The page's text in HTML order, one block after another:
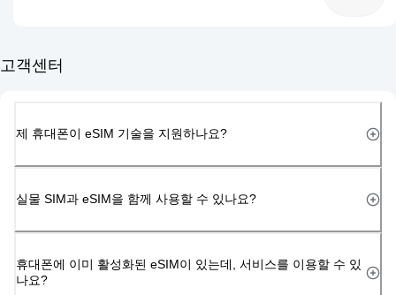
고객센터
제 휴대폰이 eSIM 기술을 지원하나요?
실물 SIM과 eSIM을 함께 사용할 수 있나요?
휴대폰에 이미 활성화된 eSIM이 있는데, 서비스를 이용할 수 있
나요?